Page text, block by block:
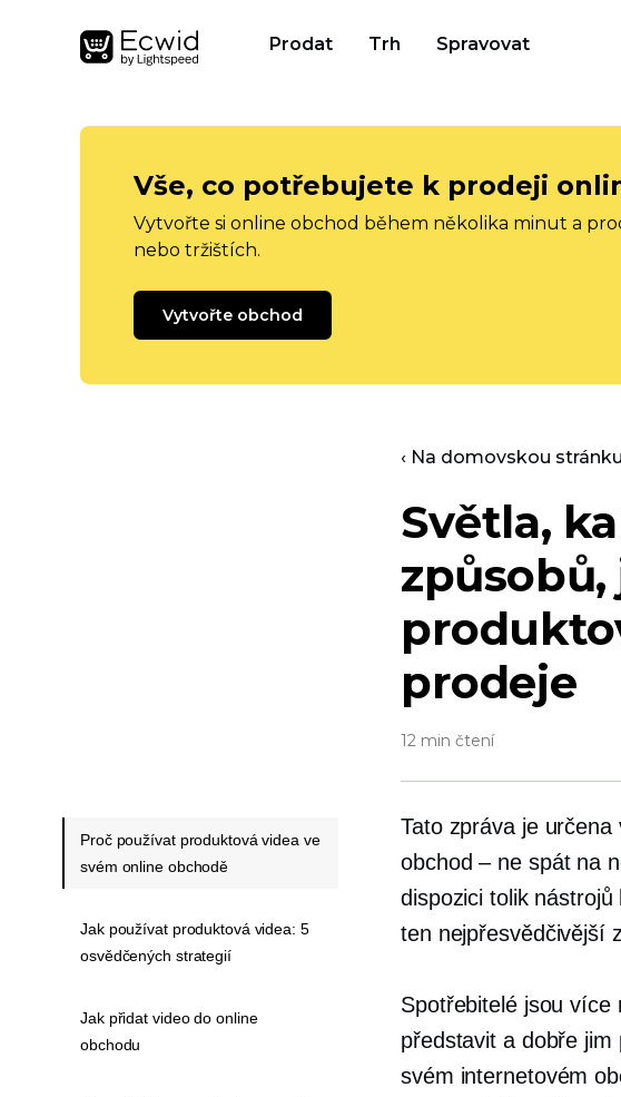
Prodat Trh Spravovat
Vše, co potřebujete k prodeji
Vytvořte si online obchod během několika minut a
nebo tržištích.
Vytvořte obchod
‹ Na domovskou
Světla,
prodeje
12 min čtení
Tato zpráva je
obchod – nespát na
dispozici tolik
ten nejpřesvědčivější
Spotřebitelé jsou více
představit a dobře
svém internetovém
Proč používat produktová videa ve
svém online obchodě
Jak používat produktová videa: 5
osvědčených strategií
Jak přidat video do online
obchodu